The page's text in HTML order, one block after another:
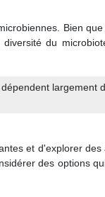
Bien
du
largement
et d'explorer des
des options